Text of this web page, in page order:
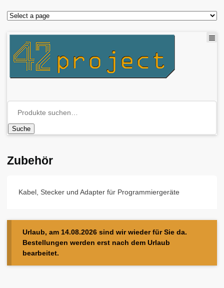
Suche
Zubehör
Kabel, Stecker und Adapter für Programmiergeräte
Urlaub, am 14.08.2026 sind wir wieder für Sie da.
Bestellungen werden erst nach dem Urlaub
bearbeitet.